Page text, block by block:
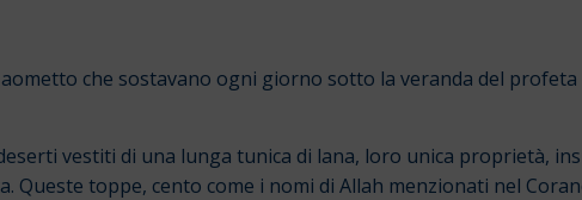
che sostavano ogni giorno sotto la veranda del
vestiti di una lunga tunica di lana, loro unica proprietà,
Queste toppe, cento come i nomi di Allah menzionati nel